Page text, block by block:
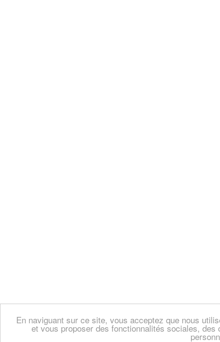
En naviguant sur ce site, vous acceptez que nous
et vous proposer des fonctionnalités sociales,